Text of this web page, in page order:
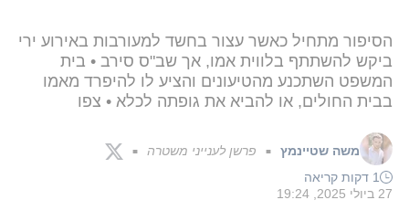
הסיפור מתחיל כאשר עצור בחשד למעורבות באירוע ירי
ביקש להשתתף בלווית אמו, אך שב"ס סירב • בית
המשפט השתכנע מהטיעונים והציע לו להיפרד מאמו
בבית החולים, או להביא את גופתה לכלא • צפו
משה שטיינמץ ■ פרשן לענייני משטרה ■
1 דקות קריאה
27 ביולי 2025, 19:24